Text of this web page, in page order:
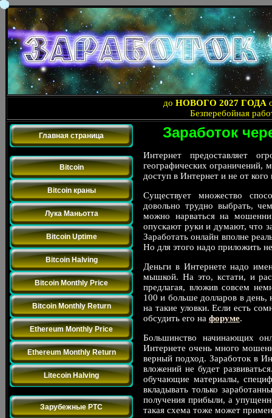
доНОВОГО 2027 ГОДА
Безперебойная
Главная страница
Bitcoin
Bitcoin краны
Лука Маньотта
Bitcoin Uptime
Bitcoin Halving
Bitcoin Monthly Price
Bitcoin Monthly Return
Ethereum Monthly Price
Ethereum Monthly Return
Litecoin Halving
Зарубежные PTC
Заработок
Интернет предоставляет
географических ограничений,
доступ в Интернет и не от кого
Существует множество
довольно трудно выбрать,
можно нарваться на
опускают руки и думают, что
Заработать онлайн вполне
Но для этого надо приложить
Деньги в Интернете надо
мышкой. На это, кстати, и
предлагая, вложив совсем
100 и больше долларов в день,
на такие уловки. Если есть
обсудить его на форуме.
Большинство начинающих
Интернете очень много
верный подход. Заработок в
вложений не будет
обучающие материалы,
вкладывать только
получения прибыли, а
такая схема тоже может